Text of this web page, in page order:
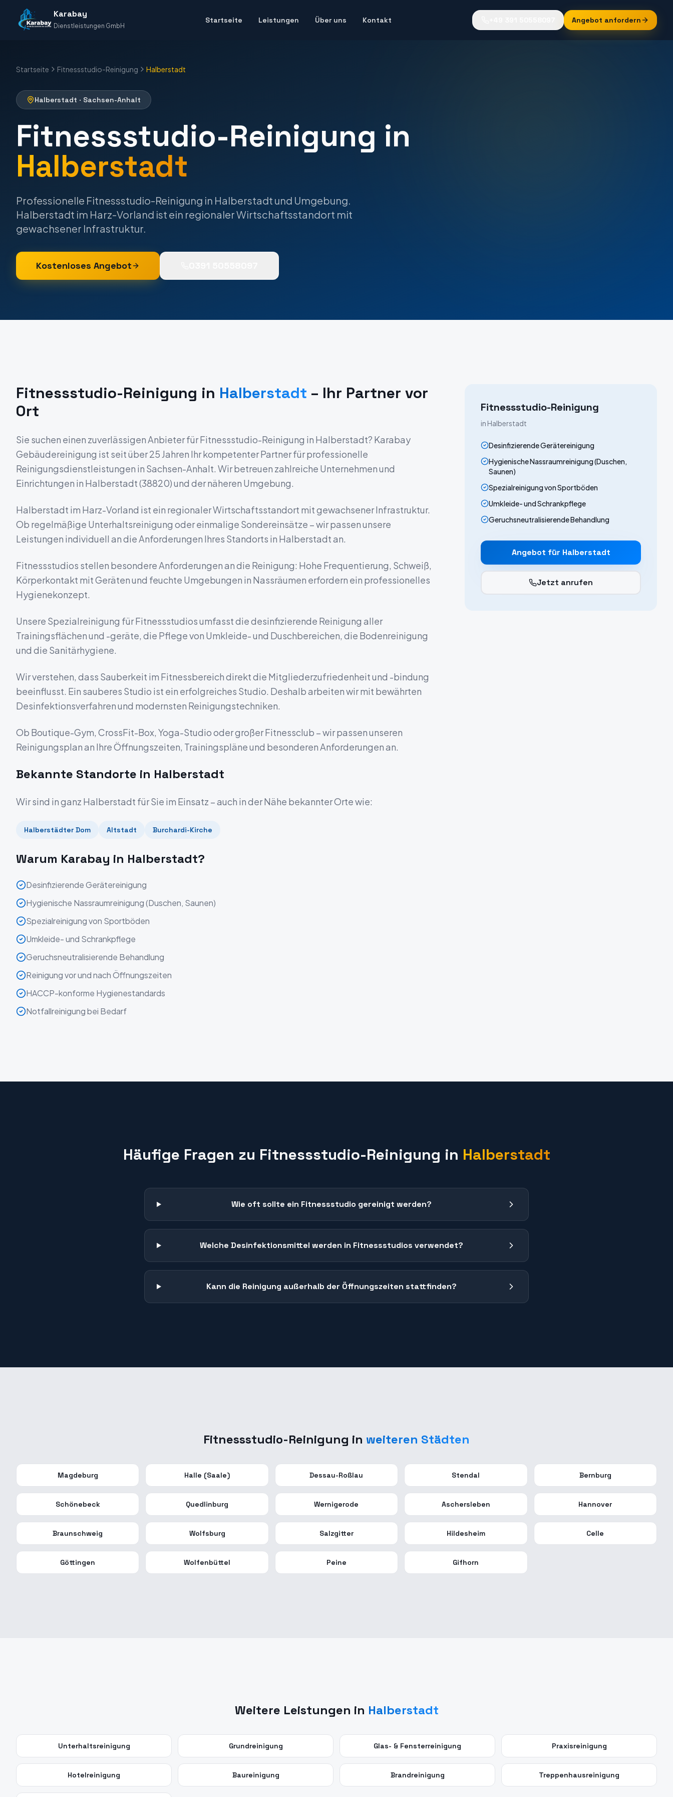
Karabay
Dienstleistungen GmbH
Startseite Leistungen Über uns Kontakt Angebot anfordern
Startseite Fitnessstudio-Reinigung Halberstadt
Halberstadt · Sachsen-Anhalt
Fitnessstudio-Reinigung in
Halberstadt
Professionelle Fitnessstudio-Reinigung in Halberstadt und Umgebung.
Halberstadt im Harz-Vorland ist ein regionaler Wirtschaftsstandort mit
gewachsener Infrastruktur.
Kostenloses Angebot
Fitnessstudio-Reinigung in Halberstadt – Ihr Partner vor
Ort
Sie suchen einen zuverlässigen Anbieter fürFitnessstudio-Reinigung in Halberstadt? Karabay
Gebäudereinigung ist seit über 25 Jahren Ihr kompetenter Partner für professionelle
Reinigungsdienstleistungen in Sachsen-Anhalt. Wir betreuen zahlreiche Unternehmen und
Einrichtungen in Halberstadt(38820) und der näheren Umgebung.
Halberstadt im Harz-Vorland ist ein regionaler Wirtschaftsstandort mit gewachsener Infrastruktur.
Ob regelmäßige Unterhaltsreinigung oder einmalige Sondereinsätze – wir passen unsere
Leistungen individuell an die Anforderungen Ihres Standorts in Halberstadtan.
Fitnessstudios stellen besondere Anforderungen an die Reinigung: Hohe Frequentierung, Schweiß,
Körperkontakt mit Geräten und feuchte Umgebungen in Nassräumen erfordern ein professionelles
Hygienekonzept.
Unsere Spezialreinigung für Fitnessstudios umfasst die desinfizierende Reinigung aller
Trainingsflächen und -geräte, die Pflege von Umkleide- und Duschbereichen, die Bodenreinigung
und die Sanitärhygiene.
Wir verstehen, dass Sauberkeit im Fitnessbereich direkt die Mitgliederzufriedenheit und -bindung
beeinflusst. Ein sauberes Studio ist ein erfolgreiches Studio. Deshalb arbeiten wir mit bewährten
Desinfektionsverfahren und modernsten Reinigungstechniken.
Ob Boutique-Gym, CrossFit-Box, Yoga-Studio oder großer Fitnessclub – wir passen unseren
Reinigungsplan an Ihre Öffnungszeiten, Trainingspläne und besonderen Anforderungen an.
Bekannte Standorte in Halberstadt
Wir sind in ganz Halberstadt für Sie im Einsatz – auch in der Nähe bekannter Orte wie:
Halberstädter Dom Altstadt Burchardi-Kirche
Warum Karabay in Halberstadt?
Desinfizierende Gerätereinigung
Hygienische Nassraumreinigung (Duschen, Saunen)
Spezialreinigung von Sportböden
Umkleide- und Schrankpflege
Geruchsneutralisierende Behandlung
Reinigung vor und nach Öffnungszeiten
HACCP-konforme Hygienestandards
Notfallreinigung bei Bedarf
Fitnessstudio-Reinigung
in Halberstadt
Desinfizierende Gerätereinigung
Hygienische Nassraumreinigung (Duschen,
Saunen)
Spezialreinigung von Sportböden
Umkleide- und Schrankpflege
Geruchsneutralisierende Behandlung
Angebot für Halberstadt
Jetzt anrufen
Häufige Fragen zu Fitnessstudio-Reinigung in Halberstadt
Wie oft sollte ein Fitnessstudio gereinigt werden?
Welche Desinfektionsmittel werden in Fitnessstudios verwendet?
Kann die Reinigung außerhalb der Öffnungszeiten stattfinden?
Fitnessstudio-Reinigung in weiteren Städten
Magdeburg Halle (Saale) Dessau-Roßlau Stendal Bernburg
Schönebeck Quedlinburg Wernigerode Aschersleben Hannover
Braunschweig Wolfsburg Salzgitter Hildesheim Celle
Göttingen Wolfenbüttel Peine Gifhorn
Weitere Leistungen in Halberstadt
Unterhaltsreinigung Grundreinigung Glas- & Fensterreinigung Praxisreinigung
Hotelreinigung Baureinigung Brandreinigung Treppenhausreinigung